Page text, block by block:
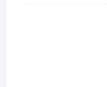
مخصوص در ناحیه
به جراح اجازه